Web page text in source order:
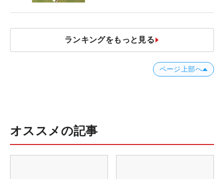
減するワケ
ランキングをもっと見る
ページ上部へ
オススメの記事